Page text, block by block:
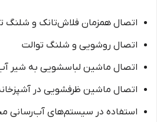
اتصال همزمان فلاش‌تانک و شلنگ
اتصال روشویی و شلنگ توالت
اتصال ماشین لباسشویی به شیر
اتصال ماشین ظرفشویی در
استفاده در سیستم‌های آب‌رسانی